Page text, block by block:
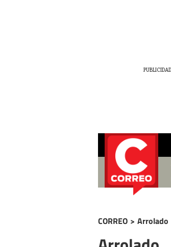
CORREO > Arrolado